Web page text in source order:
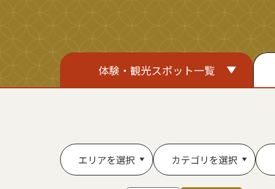
体験・観光スポット一覧
エリアを選択 カテゴリを選択